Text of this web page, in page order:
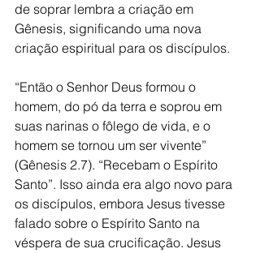
de soprar lembra a criação em
Gênesis, significando uma nova
criação espiritual para os discípulos.
“Então o Senhor Deus formou o
homem, do pó da terra e soprou em
suas narinas o fôlego de vida, e o
homem se tornou um ser vivente”
(Gênesis 2.7). “Recebam o Espírito
Santo”. Isso ainda era algo novo para
os discípulos, embora Jesus tivesse
falado sobre o Espírito Santo na
véspera de sua crucificação. Jesus